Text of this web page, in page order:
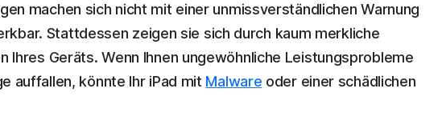
machen sich nicht mit einer unmissverständlichen Warnung
Stattdessen zeigen sie sich durch kaum merkliche
Ihres Geräts. Wenn Ihnen ungewöhnliche Leistungsprobleme
auffallen, könnte Ihr iPad mit Malware oder einer schädlichen